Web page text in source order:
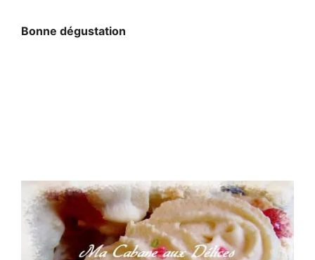
Bonne dégustation